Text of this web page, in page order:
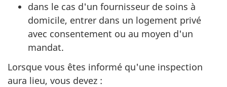
dans le cas d'un fournisseur de soins à
domicile, entrer dans un logement privé
avec consentement ou au moyen d'un
mandat.
Lorsque vous êtes informé qu'une inspection
aura lieu, vous devez :